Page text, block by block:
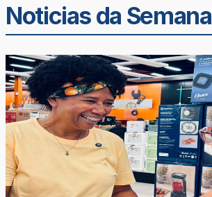
Noticias da Semana